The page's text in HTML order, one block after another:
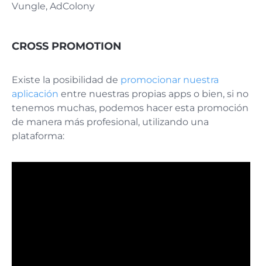
Vungle, AdColony
CROSS PROMOTION
Existe la posibilidad de promocionar nuestra
aplicación entre nuestras propias apps o bien, si no
tenemos muchas, podemos hacer esta promoción
de manera más profesional, utilizando una
plataforma: